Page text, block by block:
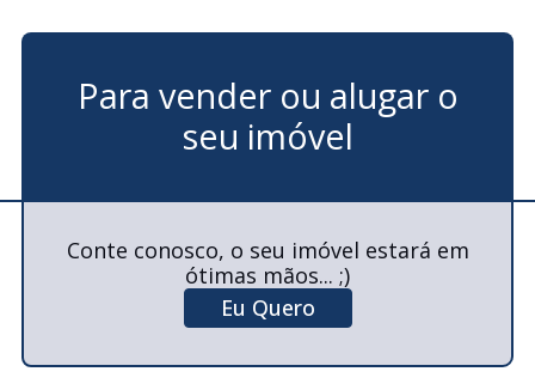
Para vender ou alugar o
seu imóvel
Conte conosco, o seu imóvel estará em
ótimas mãos... ;)
Eu Quero